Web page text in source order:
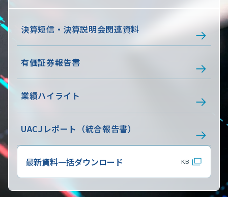
決算短信・決算説明会関連資料
有価証券報告書
業績ハイライト
UACJレポート（統合報告書）
最新資料一括ダウンロード KB